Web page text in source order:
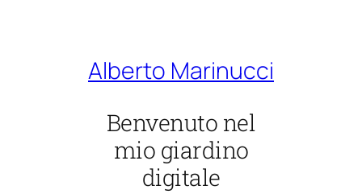
Alberto Marinucci
Benvenuto nel
mio giardino
digitale